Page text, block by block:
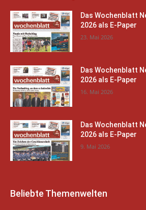
Das Wochenblatt
2026 als E-Paper
23. Mai 2026
Das Wochenblatt
2026 als E-Paper
16. Mai 2026
Das Wochenblatt
2026 als E-Paper
9. Mai 2026
Beliebte Themenwelten